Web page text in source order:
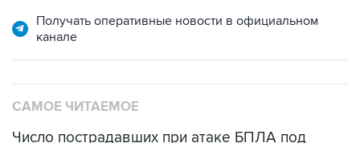
Получать оперативные новости в официальном
канале
САМОЕ ЧИТАЕМОЕ
Число пострадавших при атаке БПЛА под